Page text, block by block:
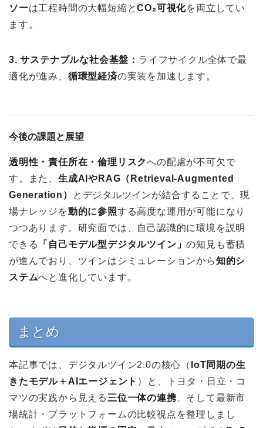
ソーは工程時間の大幅短縮とCO₂可視化を両立してい
ます。
3. サステナブルな社会基盤： ライフサイクル全体で最
適化が進み、 循環型経済の実装を加速します。
今後の課題と展望
透明性・責任所在・倫理リスクへの配慮が不可欠で
す。また、 生成AIやRAG（Retrieval-Augmented
Generation）
とデジタルツインが結合することで、現
場ナレッジを動的に参照する高度な運用が可能になり
つつあります。研究面では、自己認識的に環境を説明
できる
「自己モデル型デジタルツイン」の知見も蓄積
が進んでおり、ツインはシミュレーションから知的シ
ステムへと進化しています。
まとめ
本記事では、デジタルツイン2.0の核心（ IoT同期の生
きたモデル＋AIエージェント ）と、トヨタ・日立・コ
マツの実践から見える 三位一体の連携 、そして最新市
場統計・プラットフォームの比較視点を整理しまし